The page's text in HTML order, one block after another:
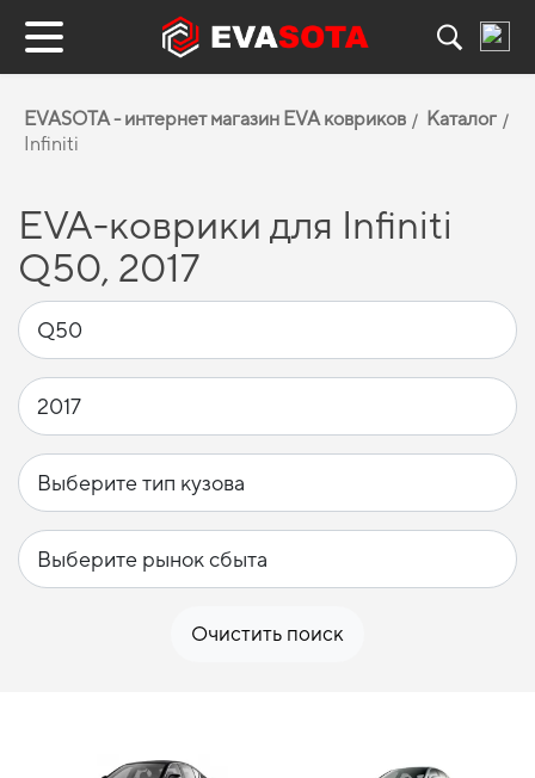
EVASOTA - интернет магазин EVA ковриков
Каталог
Infiniti
EVA-коврики для Infiniti
Q50, 2017
Очистить поиск